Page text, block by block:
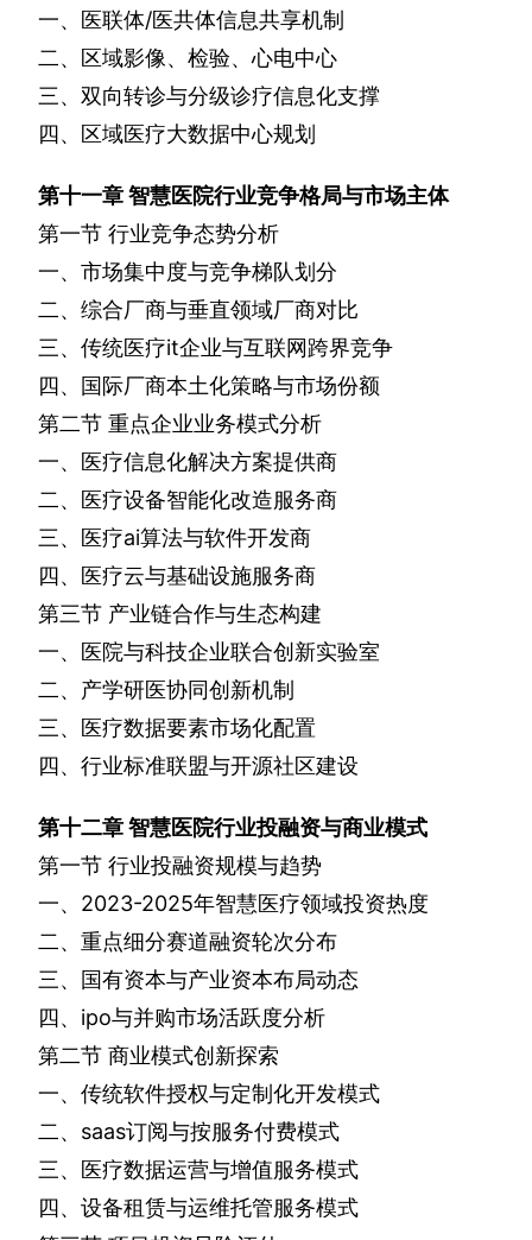
一、医联体/医共体信息共享机制
二、区域影像、检验、心电中心
三、双向转诊与分级诊疗信息化支撑
四、区域医疗大数据中心规划
第十一章智慧医院行业竞争格局与市场主体
第一节 行业竞争态势分析
一、市场集中度与竞争梯队划分
二、综合厂商与垂直领域厂商对比
三、传统医疗it企业与互联网跨界竞争
四、国际厂商本土化策略与市场份额
第二节 重点企业业务模式分析
一、医疗信息化解决方案提供商
二、医疗设备智能化改造服务商
三、医疗ai算法与软件开发商
四、医疗云与基础设施服务商
第三节 产业链合作与生态构建
一、医院与科技企业联合创新实验室
二、产学研医协同创新机制
三、医疗数据要素市场化配置
四、行业标准联盟与开源社区建设
第十二章智慧医院行业投融资与商业模式
第一节 行业投融资规模与趋势
一、 2023-2025年智慧医疗领域投资热度
二、重点细分赛道融资轮次分布
三、国有资本与产业资本布局动态
四、 ipo与并购市场活跃度分析
第二节 商业模式创新探索
一、传统软件授权与定制化开发模式
二、 saas订阅与按服务付费模式
三、医疗数据运营与增值服务模式
四、设备租赁与运维托管服务模式